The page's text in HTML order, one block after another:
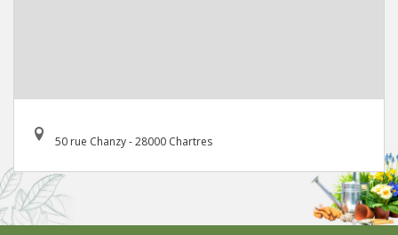
50 rue Chanzy - 28000 Chartres